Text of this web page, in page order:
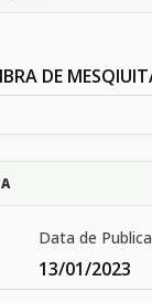
DE
Data de
13/01/2023